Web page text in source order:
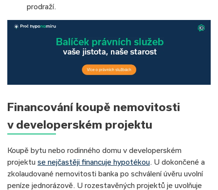
prodraží.
Financování koupě nemovitosti
v developerském projektu
Koupě bytu nebo rodinného domu v developerském
projektu se nejčastěji financuje hypotékou. U dokončené a
zkolaudované nemovitosti banka po schválení úvěru uvolní
peníze jednorázově. U rozestavěných projektů je uvolňuje